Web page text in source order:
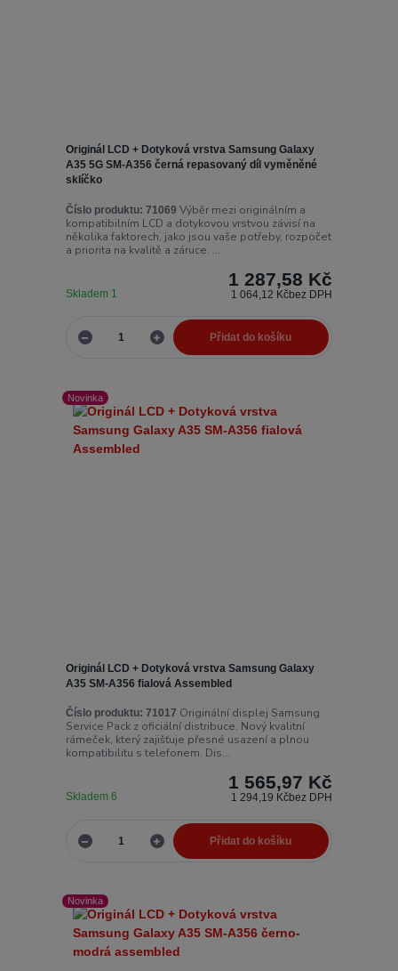
Originál LCD + Dotyková vrstva Samsung Galaxy
A35 5G SM-A356 černá repasovaný díl vyměněné
sklíčko
Číslo produktu: 71069 Výběr mezi originálním a
kompatibilním LCD a dotykovou vrstvou závisí na
několika faktorech, jako jsou vaše potřeby, rozpočet
a priorita na kvalitě a záruce. ...
1 287,58 Kč
1 064,12 Kčbez DPH
Skladem 1
Přidat do košíku
Novinka
Originál LCD + Dotyková vrstva Samsung Galaxy
A35 SM-A356 fialová Assembled
Číslo produktu: 71017 Originální displej Samsung
Service Pack z oficiální distribuce. Nový kvalitní
rámeček, který zajišťuje přesné usazení a plnou
kompatibilitu s telefonem. Dis...
1 565,97 Kč
1 294,19 Kčbez DPH
Skladem 6
Přidat do košíku
Novinka